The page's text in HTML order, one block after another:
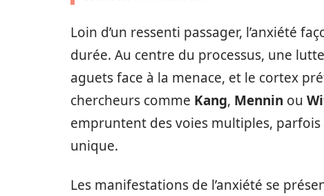
Loin d’un ressenti passager, l’anxiété
durée. Au centre du processus, une
aguets face à la menace, et le cortex
chercheurs comme Kang, Mennin ou
empruntent des voies multiples,
unique.
Les manifestations de l’anxiété se